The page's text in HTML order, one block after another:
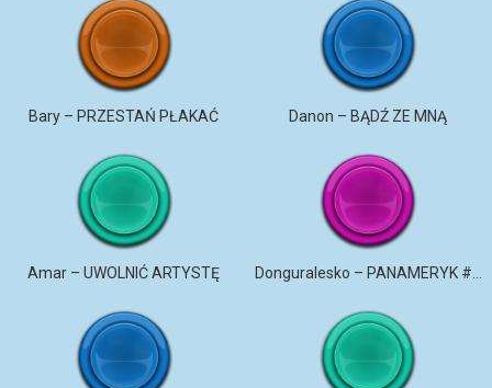
Bary – PRZESTAŃ PŁAKAĆ Danon – BĄDŹ ZE MNĄ
Amar – UWOLNIĆ ARTYSTĘ